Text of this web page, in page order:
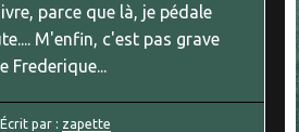
parce que là, je pédale
M'enfin, c'est pas grave
Frederique...
Écrit par : zapette